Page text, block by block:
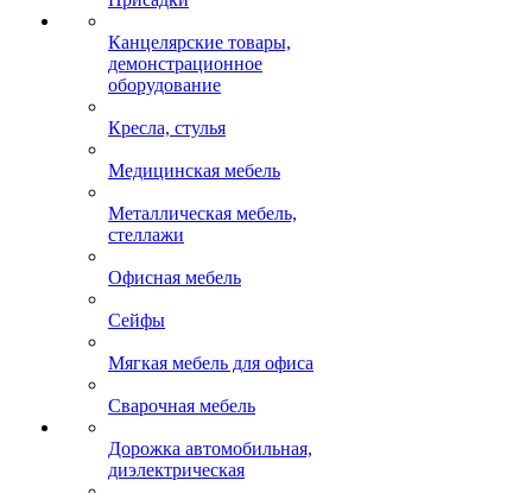
Канцелярские товары,
демонстрационное
оборудование
Кресла, стулья
Медицинская мебель
Металлическая мебель,
стеллажи
Офисная мебель
Сейфы
Мягкая мебель для офиса
Сварочная мебель
Дорожка автомобильная,
диэлектрическая